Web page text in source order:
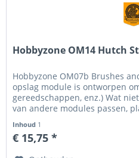
Hobbyzone OM14 Hutch
Hobbyzone OM07b Brushes
opslag module is ontworpen
gereedschappen, enz.) Wat
van andere modules passen,
Inhoud 1
€ 15,75 *